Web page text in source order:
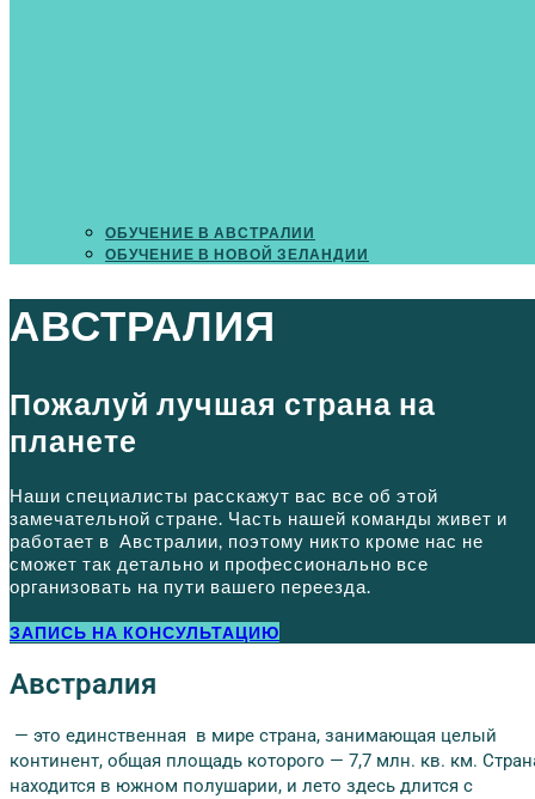
ОБУЧЕНИЕ В АВСТРАЛИИ
ОБУЧЕНИЕ В НОВОЙ ЗЕЛАНДИИ
АВСТРАЛИЯ
Пожалуй лучшая страна на
планете
Наши специалисты расскажут вас все об этой
замечательной стране. Часть нашей команды живет и
работает в Австралии, поэтому никто кроме нас не
сможет так детально и профессионально все
организовать на пути вашего переезда.
ЗАПИСЬ НА КОНСУЛЬТАЦИЮ
Австралия
— это единственная в мире страна, занимающая целый
континент, общая площадь которого — 7,7 млн. кв. км.
находится в южном полушарии, и лето здесь длится с